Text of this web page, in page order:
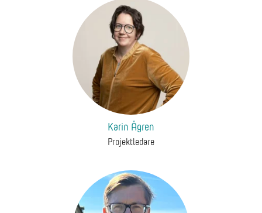
Karin Ågren
Projektledare